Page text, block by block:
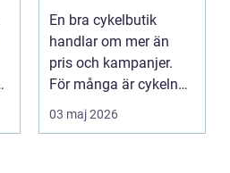
cykel och rätt
service?
En bra cykelbutik
handlar om mer än
pris och kampanjer.
För många är cykeln
ett vardagsfordon, ett
03 maj 2026